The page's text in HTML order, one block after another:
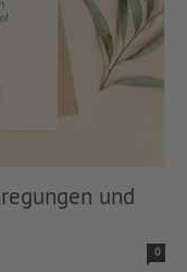
und
0